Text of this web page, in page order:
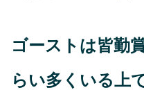
ゴーストは皆勤
らい多くいる上